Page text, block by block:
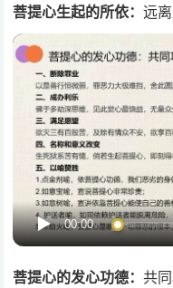
菩提心生起的所依：远
00:00
菩提心的发心功德：共